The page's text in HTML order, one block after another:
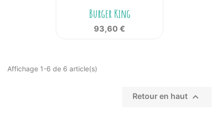
Burger King
93,60 €
Affichage 1-6 de 6 article(s)
Retour en haut 